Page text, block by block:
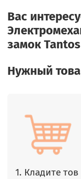
Вас
замок
Нужный
1. Кладите тов